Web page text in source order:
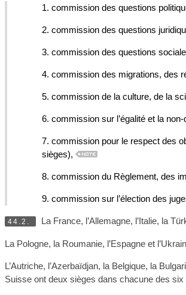
1. commission des questions
2. commission des questions
3. commission des questions
4. commission des migrations, des
5. commission de la culture, de la
6. commission sur l’égalité et la
7. commission pour le respect des
sièges),
8. commission du Règlement, des
9. commission sur l’élection des
44.2. La France, l’Allemagne, l’Italie, la
La Pologne, la Roumanie, l’Espagne et
L’Autriche, l’Azerbaïdjan, la Belgique, la
Suisse ont deux sièges dans chacune des